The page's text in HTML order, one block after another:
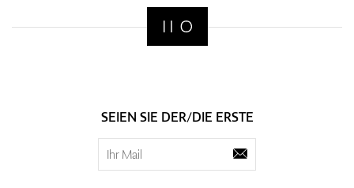
SEIEN SIE DER/DIE ERSTE